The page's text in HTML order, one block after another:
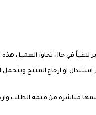
استبدال او ارجاع المنتج
مباشرة من قيمة الطلب